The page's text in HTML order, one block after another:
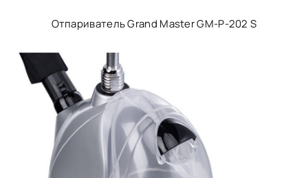
Отпариватель Grand Master GM-P-202 S